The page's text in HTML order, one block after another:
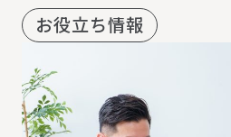
お役立ち情報